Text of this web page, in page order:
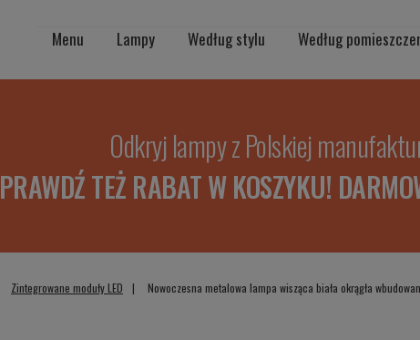
Menu Lampy Według stylu Według
Odkryj lampy z Polskiej
TEŻ RABAT W KOSZYKU!
Zintegrowane moduły LED Nowoczesna metalowa lampa wisząca biała okrągła